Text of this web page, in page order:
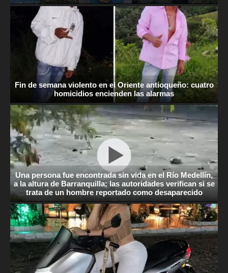
Fin de semana violento en el Oriente antioqueño: cuatro
homicidios encienden las alarmas
Una persona fue encontrada sin vida en el Río Medellín,
a la altura de Barranquilla; las autoridades verifican si se
trata de un hombre reportado como desaparecido